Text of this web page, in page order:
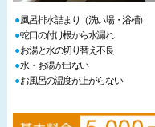
風呂排水詰まり（洗い場・浴槽）
蛇口の付け根から水漏れ
お湯と水の切り替え不良
水・お湯が出ない
お風呂の温度が上がらない